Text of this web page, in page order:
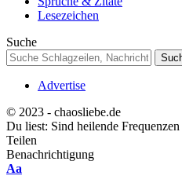
Lesezeichen
Suche
Advertise
© 2023 - chaosliebe.de
Du liest: Sind heilende
Teilen
Benachrichtigung
Font
Aa